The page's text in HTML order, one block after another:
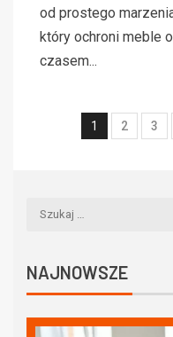
od prostego
który ochroni meble
czasem...
1 2 3
NAJNOWSZE